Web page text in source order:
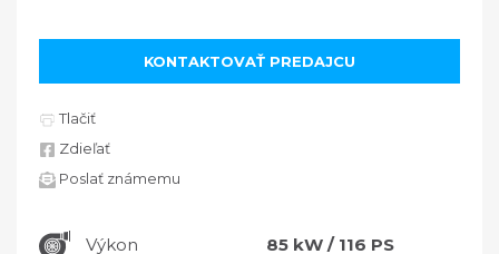
KONTAKTOVAŤ PREDAJCU
Tlačiť
Zdieľať
Poslať známemu
Výkon 85 kW / 116 PS